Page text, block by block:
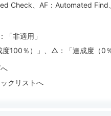
Check 、AF： Automated Find
非適用」
100％）」、△：「達成度（0
クリストへ